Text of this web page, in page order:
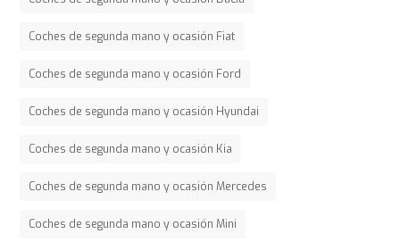
Coches de segunda mano y ocasión Fiat
Coches de segunda mano y ocasión Ford
Coches de segunda mano y ocasión Hyundai
Coches de segunda mano y ocasión Kia
Coches de segunda mano y ocasión Mercedes
Coches de segunda mano y ocasión Mini